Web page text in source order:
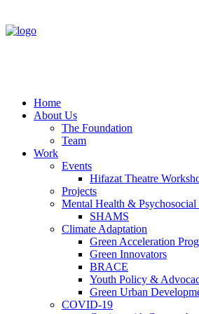
Home
About Us
The Foundation
Team
Work
Events
Hifazat Theatre
Projects
Mental Health & Psychosocial
SHAMS
Climate Adaptation
Green Acceleration
Green Innovators
BRACE
Youth Policy &
Green Urban
COVID-19